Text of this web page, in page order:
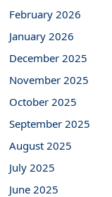
February 2026
January 2026
December 2025
November 2025
October 2025
September 2025
August 2025
July 2025
June 2025